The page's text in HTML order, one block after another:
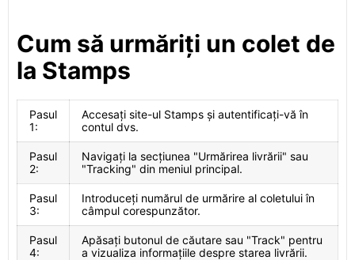
Cum să urmăriți un colet de
la Stamps
Pasul
1:
Accesați site-ul Stamps și autentificați-vă în
contul dvs.
Pasul
2:
Navigați la secțiunea "Urmărirea livrării" sau
"Tracking" din meniul principal.
Pasul
3:
Introduceți numărul de urmărire al coletului în
câmpul corespunzător.
Pasul
4:
Apăsați butonul de căutare sau "Track" pentru
a vizualiza informațiile despre starea livrării.